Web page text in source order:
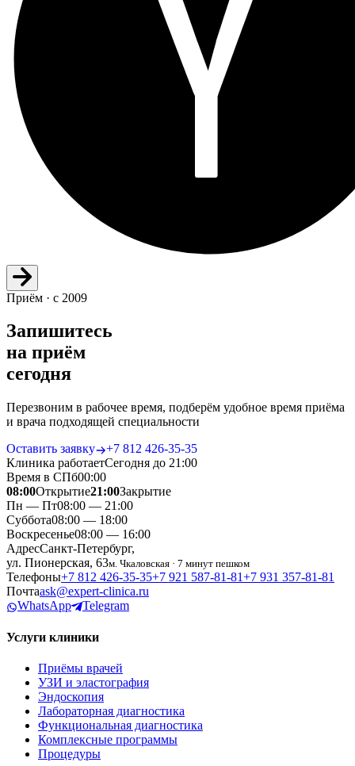
Приём · с 2009
Запишитесь
на приём
сегодня
Перезвоним в рабочее время, подберём удобное время приёма
и врача подходящей специальности
Оставить заявку
+7 812 426‑35‑35
Клиника работаетСегодня до 21:00
Время в СПб00:00
08:00Открытие21:00Закрытие
Пн — Пт08:00 — 21:00
Суббота08:00 — 18:00
Воскресенье08:00 — 16:00
АдресСанкт-Петербург,
ул. Пионерская, 63м. Чкаловская · 7 минут пешком
Телефоны+7 812 426‑35‑35+7 921 587‑81‑81+7 931 357‑81‑81
Почтаask@expert-clinica.ru
WhatsApp
Telegram
Услуги клиники
Приёмы врачей
УЗИ и эластография
Эндоскопия
Лабораторная диагностика
Функциональная диагностика
Комплексные программы
Процедуры